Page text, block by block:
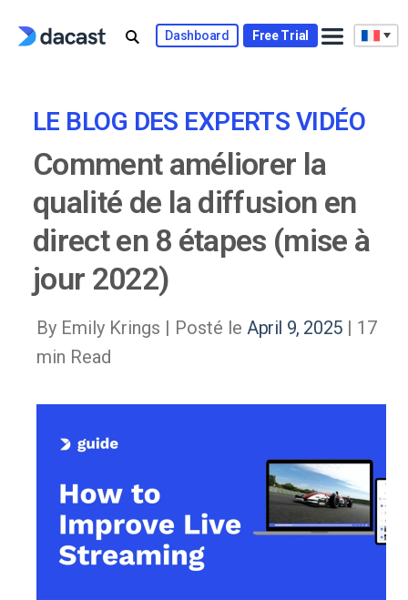
Dashboard Free Trial
LE BLOG DES EXPERTS VIDÉO
Comment améliorer la
qualité de la diffusion en
direct en 8 étapes (mise à
jour 2022)
By Emily Krings | Posté le April 9, 2025| 17
min Read